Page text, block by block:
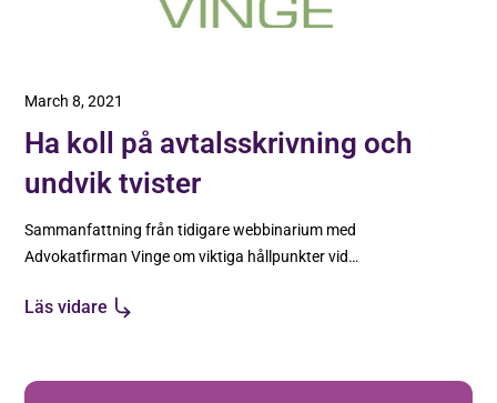
March 8, 2021
Ha koll på avtalsskrivning och
undvik tvister
Sammanfattning från tidigare webbinarium med
Advokatfirman Vinge om viktiga hållpunkter vid
uppstår en tvist.
Läs vidare